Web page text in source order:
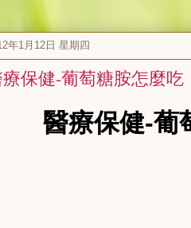
年1月12日 星期四
保健-葡萄糖胺怎麼吃
醫療保健-葡